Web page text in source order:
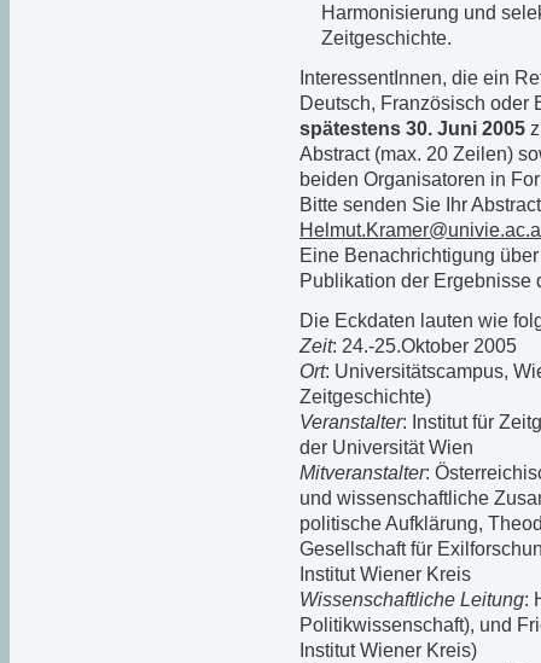
Harmonisierung und
Zeitgeschichte.
InteressentInnen, die ein
Deutsch, Französisch
spätestens 30. Juni 2005
Abstract (max. 20 Zeilen)
beiden Organisatoren in
Bitte senden Sie Ihr
Eine Benachrichtigung
Publikation der Ergebnisse
Die Eckdaten lauten wie
Zeit: 24.-25.Oktober 2005
Ort: Universitätscampus,
Zeitgeschichte)
Veranstalter: Institut für
der Universität Wien
Mitveranstalter:
und wissenschaftliche
politische Aufklärung,
Gesellschaft für
Institut Wiener Kreis
Wissenschaftliche Leitung:
Politikwissenschaft), und
Institut Wiener Kreis)